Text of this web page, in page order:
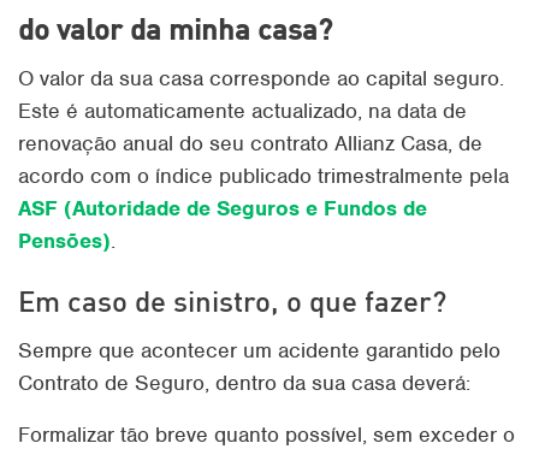
do valor da minha casa?
O valor da sua casa corresponde ao capital seguro.
Este é automaticamente actualizado, na data de
renovação anual do seu contrato Allianz Casa, de
acordo com o índice publicado trimestralmente pela
ASF (Autoridade de Seguros e Fundos de
Pensões).
Em caso de sinistro, o que fazer?
Sempre que acontecer um acidente garantido pelo
Contrato de Seguro, dentro da sua casa deverá:
Formalizar tão breve quanto possível, sem exceder o